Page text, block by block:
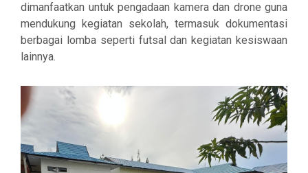
dimanfaatkan untuk pengadaan kamera dan drone guna
mendukung kegiatan sekolah, termasuk dokumentasi
berbagai lomba seperti futsal dan kegiatan kesiswaan
lainnya.